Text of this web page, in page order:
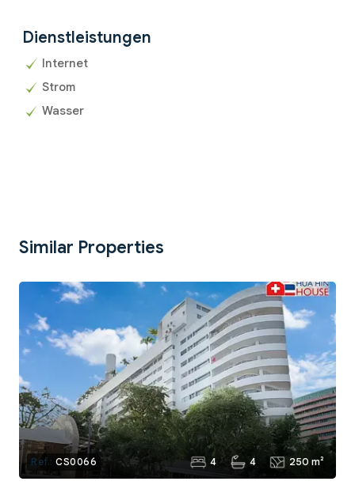
Dienstleistungen
Internet
Strom
Wasser
Similar Properties
Ref.: CS0066 4 4 250 m²